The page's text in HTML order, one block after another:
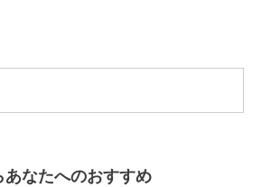
刺激を。
せと自信をもたらすでしょう。
なたへのおすすめ